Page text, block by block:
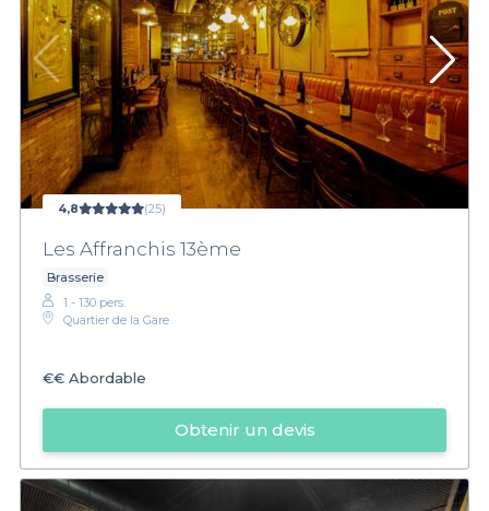
4,8 (25)
Les Affranchis 13ème
Brasserie
1 - 130 pers.
Quartier de la Gare
€€ Abordable
Obtenir un devis